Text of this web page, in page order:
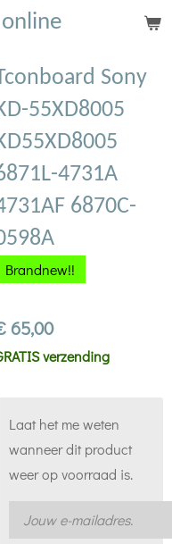
Sony
55XD8005
4731A
6870C-
Brandnew!!
65,00
verzending
Laat het me weten
wanneer dit product
weer op voorraad is.